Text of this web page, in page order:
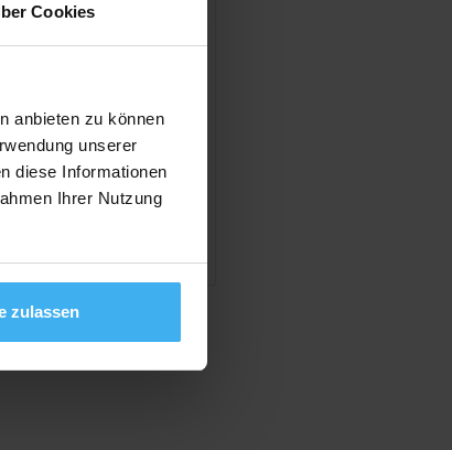
Cookies
anbieten zu können
unserer
diese Informationen
Ihrer Nutzung
zulassen